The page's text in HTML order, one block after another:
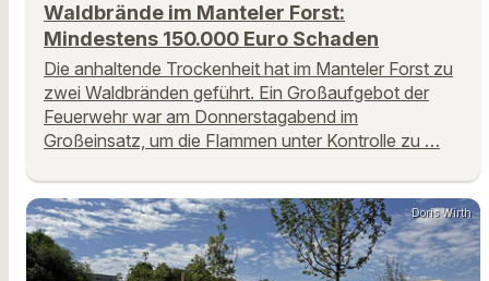
Waldbrände im Manteler Forst:
Mindestens 150.000 Euro Schaden
Die anhaltende Trockenheit hat im Manteler Forst zu
zwei Waldbränden geführt. Ein Großaufgebot der
Feuerwehr war am Donnerstagabend im
Großeinsatz, um die Flammen unter Kontrolle zu …
Doris Wirth